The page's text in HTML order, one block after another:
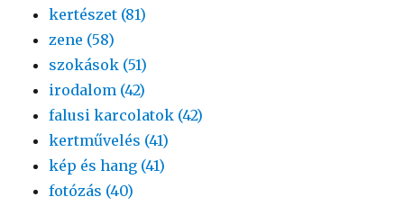
kertészet (81)
zene (58)
szokások (51)
irodalom (42)
falusi karcolatok (42)
kertművelés (41)
kép és hang (41)
fotózás (40)